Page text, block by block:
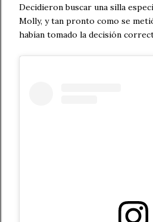
Decidieron buscar una silla
Molly, y tan pronto como se
habían tomado la decisión